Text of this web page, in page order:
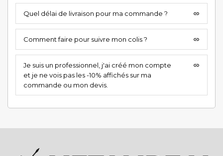
Quel délai de livraison pour ma commande ? insert_link
Comment faire pour suivre mon colis ? insert_link
Je suis un professionnel, j'ai créé mon compte
et je ne vois pas les -10% affichés sur ma
commande ou mon devis.
insert_link